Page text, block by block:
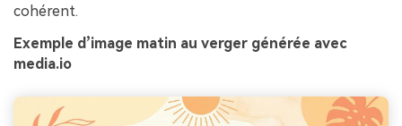
cohérent.
Exemple d’image matin au verger générée avec
media.io